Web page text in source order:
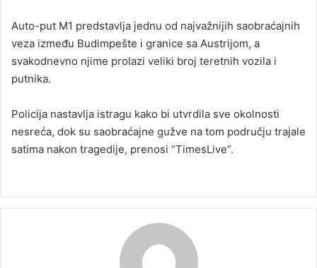
Auto-put M1 predstavlja jednu od najvažnijih saobraćajnih
veza između Budimpešte i granice sa Austrijom, a
svakodnevno njime prolazi veliki broj teretnih vozila i
putnika.
Policija nastavlja istragu kako bi utvrdila sve okolnosti
nesreća, dok su saobraćajne gužve na tom području trajale
satima nakon tragedije, prenosi “TimesLive”.